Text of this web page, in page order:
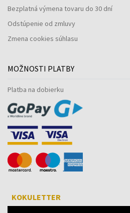
Bezplatná výmena tovaru do 30 dní
Odstúpenie od zmluvy
Zmena cookies súhlasu
MOŽNOSTI PLATBY
Platba na dobierku
KOKULETTER